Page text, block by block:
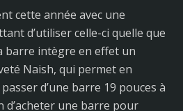
cette année avec une
d’utiliser celle-ci quelle que
barre intègre en effet un
Naish, qui permet en
d’une barre 19 pouces à
d’acheter une barre pour